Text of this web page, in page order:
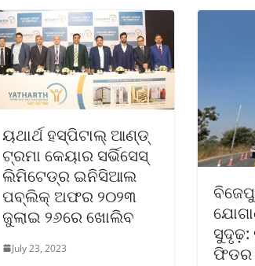
ୟଥାର୍ଥ ହସ୍ପିଟାଲ୍ ଆଣ୍ଡ୍
ଟ୍ରମା କେୟାର ସର୍ଭିସେସ୍
ଲିମିଟେଡ୍‌ର ଇନିସିଆଲ
ପବ୍ଲିକ୍ ଅଫର ୨୦୨୩
ଜୁଲାଇ ୨୬ରେ ଖୋଲିବ
July 23, 2023
ସୁଦୃଢ଼:
ଫିଡର